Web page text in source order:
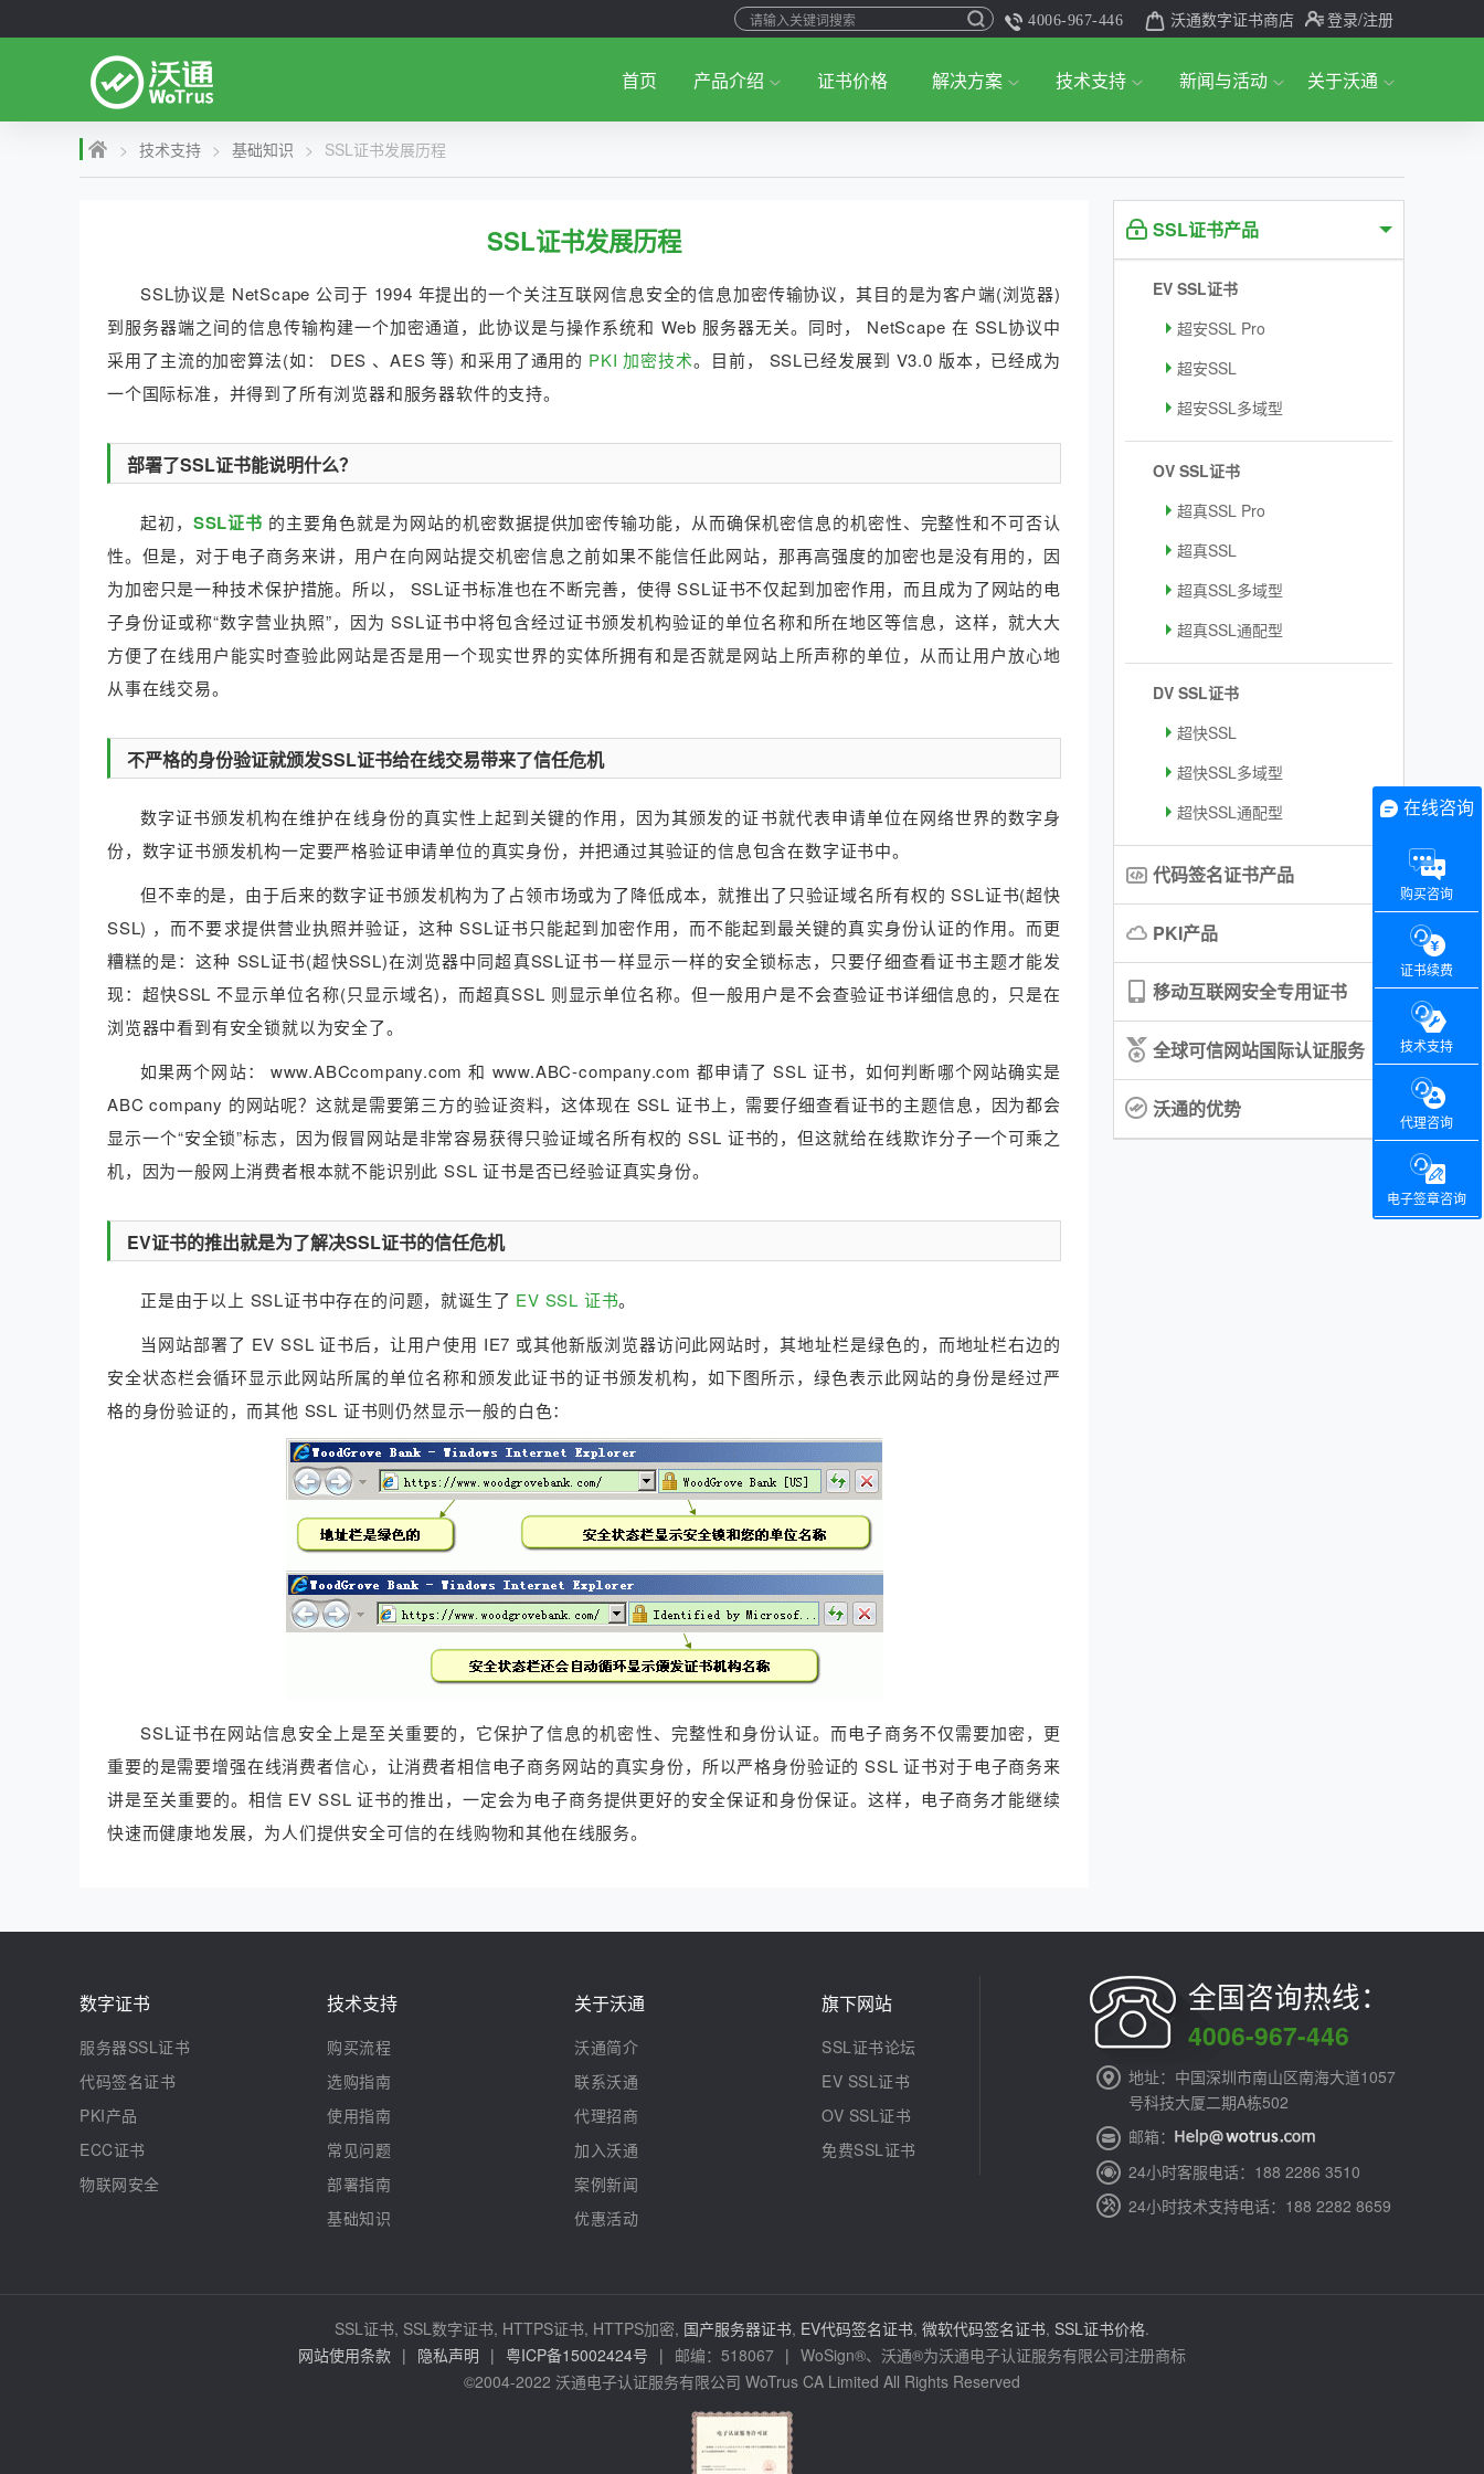
4006-967-446 沃通数字证书商店 登录/注册
首页 产品介绍 证书价格 解决方案 技术支持 新闻与活动 关于沃通
> 技术支持 > 基础知识 > SSL证书发展历程
SSL证书发展历程
SSL协议是 NetScape 公司于 1994 年提出的一个关注互联网信息安全的信息加密传输协议，其目的是为客户端(浏览器)
到服务器端之间的信息传输构建一个加密通道，此协议是与操作系统和 Web 服务器无关。同时， NetScape 在 SSL协议中
采用了主流的加密算法(如： DES 、AES 等) 和采用了通用的 PKI 加密技术。目前， SSL已经发展到 V3.0 版本，已经成为
一个国际标准，并得到了所有浏览器和服务器软件的支持。
部署了SSL证书能说明什么？
起初， SSL证书 的主要角色就是为网站的机密数据提供加密传输功能，从而确保机密信息的机密性、完整性和不可否认
性。但是，对于电子商务来讲，用户在向网站提交机密信息之前如果不能信任此网站，那再高强度的加密也是没有用的，因
为加密只是一种技术保护措施。所以， SSL证书标准也在不断完善，使得 SSL证书不仅起到加密作用，而且成为了网站的电
子身份证或称“数字营业执照”，因为 SSL证书中将包含经过证书颁发机构验证的单位名称和所在地区等信息，这样，就大大
方便了在线用户能实时查验此网站是否是用一个现实世界的实体所拥有和是否就是网站上所声称的单位，从而让用户放心地
从事在线交易。
不严格的身份验证就颁发SSL证书给在线交易带来了信任危机
数字证书颁发机构在维护在线身份的真实性上起到关键的作用，因为其颁发的证书就代表申请单位在网络世界的数字身
份，数字证书颁发机构一定要严格验证申请单位的真实身份，并把通过其验证的信息包含在数字证书中。
但不幸的是，由于后来的数字证书颁发机构为了占领市场或为了降低成本，就推出了只验证域名所有权的 SSL证书(超快
SSL) ，而不要求提供营业执照并验证，这种 SSL证书只能起到加密作用，而不能起到最关键的真实身份认证的作用。而更
糟糕的是：这种 SSL证书(超快SSL)在浏览器中同超真SSL证书一样显示一样的安全锁标志，只要仔细查看证书主题才能发
现：超快SSL 不显示单位名称(只显示域名)，而超真SSL 则显示单位名称。但一般用户是不会查验证书详细信息的，只是在
浏览器中看到有安全锁就以为安全了。
如果两个网站： www.ABCcompany.com 和 www.ABC-company.com 都申请了 SSL 证书，如何判断哪个网站确实是
ABC company 的网站呢？这就是需要第三方的验证资料，这体现在 SSL 证书上，需要仔细查看证书的主题信息，因为都会
显示一个“安全锁”标志，因为假冒网站是非常容易获得只验证域名所有权的 SSL 证书的，但这就给在线欺诈分子一个可乘之
机，因为一般网上消费者根本就不能识别此 SSL 证书是否已经验证真实身份。
EV证书的推出就是为了解决SSL证书的信任危机
正是由于以上 SSL证书中存在的问题，就诞生了 EV SSL 证书。
当网站部署了 EV SSL 证书后，让用户使用 IE7 或其他新版浏览器访问此网站时，其地址栏是绿色的，而地址栏右边的
安全状态栏会循环显示此网站所属的单位名称和颁发此证书的证书颁发机构，如下图所示，绿色表示此网站的身份是经过严
格的身份验证的，而其他 SSL 证书则仍然显示一般的白色：
SSL证书在网站信息安全上是至关重要的，它保护了信息的机密性、完整性和身份认证。而电子商务不仅需要加密，更
重要的是需要增强在线消费者信心，让消费者相信电子商务网站的真实身份，所以严格身份验证的 SSL 证书对于电子商务来
讲是至关重要的。相信 EV SSL 证书的推出，一定会为电子商务提供更好的安全保证和身份保证。这样，电子商务才能继续
快速而健康地发展，为人们提供安全可信的在线购物和其他在线服务。
SSL证书产品
EV SSL证书
超安SSL Pro
超安SSL
超安SSL多域型
OV SSL证书
超真SSL Pro
超真SSL
超真SSL多域型
超真SSL通配型
DV SSL证书
超快SSL
超快SSL多域型
超快SSL通配型
代码签名证书产品
PKI产品
移动互联网安全专用证书
全球可信网站国际认证服务
沃通的优势
数字证书
服务器SSL证书
代码签名证书
PKI产品
ECC证书
物联网安全
技术支持
购买流程
选购指南
使用指南
常见问题
部署指南
基础知识
关于沃通
沃通简介
联系沃通
代理招商
加入沃通
案例新闻
优惠活动
旗下网站
SSL证书论坛
EV SSL证书
OV SSL证书
免费SSL证书
全国咨询热线：
4006-967-446
地址：中国深圳市南山区南海大道1057
号科技大厦二期A栋502
邮箱：
24小时客服电话：188 2286 3510
24小时技术支持电话：188 2282 8659
SSL证书, SSL数字证书, HTTPS证书, HTTPS加密, 国产服务器证书, EV代码签名证书, 微软代码签名证书, SSL证书价格.
网站使用条款 | 隐私声明 | 粤ICP备15002424号 | 邮编：518067 | WoSign®、沃通®为沃通电子认证服务有限公司注册商标
©2004-2022 沃通电子认证服务有限公司 WoTrus CA Limited All Rights Reserved
在线咨询
购买咨询
证书续费
技术支持
代理咨询
电子签章咨询